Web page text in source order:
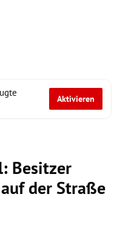
Aktivieren
Besitzer
der Straße